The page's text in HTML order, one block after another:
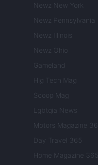
Newz New York
Newz Pennsylvania
Newz Illinois
Newz Ohio
Gameland
Hig Tech Mag
Scoop Mag
Lgbtqia News
Motors Magazine
Day Travel 365
Home Magazine 365